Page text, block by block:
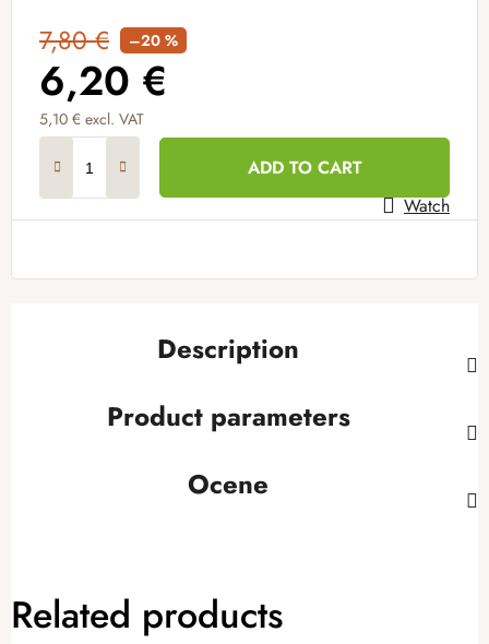
7,80 € –20 %
6,20 €
5,10 € excl. VAT
ADD TO CART
Watch
Description
Product parameters
Ocene
Related products